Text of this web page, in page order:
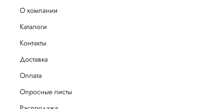
О компании
Каталоги
Контакты
Доставка
Оплата
Опросные листы